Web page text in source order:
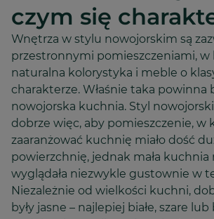
czym się
Wnętrza w stylu nowojorskim są
przestronnymi pomieszczeniami,
naturalna kolorystyka i meble o
charakterze. Właśnie taka powinna
nowojorska kuchnia. Styl
dobrze więc, aby pomieszczenie,
zaaranżować kuchnię miało dość
powierzchnię, jednak mała kuchnia
wyglądała niezwykle gustownie w
Niezależnie od wielkości kuchni,
były jasne – najlepiej białe, szare